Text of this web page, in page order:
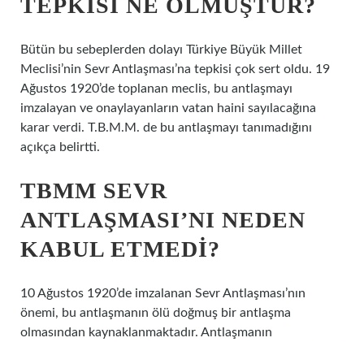
TEPKISI NE OLMUŞTUR?
Bütün bu sebeplerden dolayı Türkiye Büyük Millet
Meclisi’nin Sevr Antlaşması’na tepkisi çok sert oldu. 19
Ağustos 1920’de toplanan meclis, bu antlaşmayı
imzalayan ve onaylayanların vatan haini sayılacağına
karar verdi. T.B.M.M. de bu antlaşmayı tanımadığını
açıkça belirtti.
TBMM SEVR
ANTLAŞMASI’NI NEDEN
KABUL ETMEDI?
10 Ağustos 1920’de imzalanan Sevr Antlaşması’nın
önemi, bu antlaşmanın ölü doğmuş bir antlaşma
olmasından kaynaklanmaktadır. Antlaşmanın